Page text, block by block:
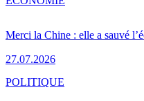
Merci la Chine : elle a sauvé
27.07.2026
POLITIQUE